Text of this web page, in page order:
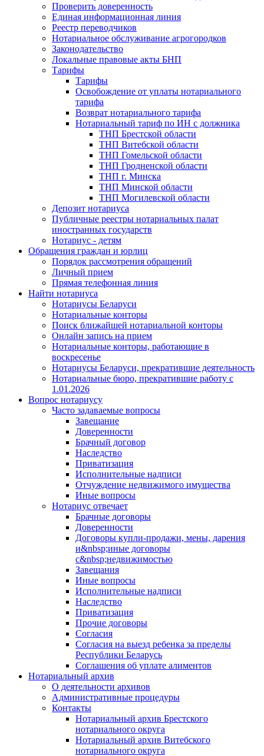
Проверить доверенность
Единая информационная линия
Реестр переводчиков
Нотариальное обслуживание агрогородков
Законодательство
Локальные правовые акты БНП
Тарифы
Тарифы
Освобождение от уплаты нотариального
тарифа
Возврат нотариального тарифа
Нотариальный тариф по ИН с должника
ТНП Брестской области
ТНП Витебской области
ТНП Гомельской области
ТНП Гродненской области
ТНП г. Минска
ТНП Минской области
ТНП Могилевской области
Депозит нотариуса
Публичные реестры нотариальных палат
иностранных государств
Нотариус - детям
Обращения граждан и юрлиц
Порядок рассмотрения обращений
Личный прием
Прямая телефонная линия
Найти нотариуса
Нотариусы Беларуси
Нотариальные конторы
Поиск ближайшей нотариальной конторы
Онлайн запись на прием
Нотариальные конторы, работающие в
воскресенье
Нотариусы Беларуси, прекратившие деятельность
Нотариальные бюро, прекратившие работу с
1.01.2026
Вопрос нотариусу
Часто задаваемые вопросы
Завещание
Доверенности
Брачный договор
Наследство
Приватизация
Исполнительные надписи
Отчуждение недвижимого имущества
Иные вопросы
Нотариус отвечает
Брачные договоры
Доверенности
Договоры купли-продажи, мены, дарения
и&nbsp;иные договоры
с&nbsp;недвижимостью
Завещания
Иные вопросы
Исполнительные надписи
Наследство
Приватизация
Прочие договоры
Согласия
Согласия на выезд ребенка за пределы
Республики Беларусь
Соглашения об уплате алиментов
Нотариальный архив
О деятельности архивов
Административные процедуры
Контакты
Нотариальный архив Брестского
нотариального округа
Нотариальный архив Витебского
нотариального округа